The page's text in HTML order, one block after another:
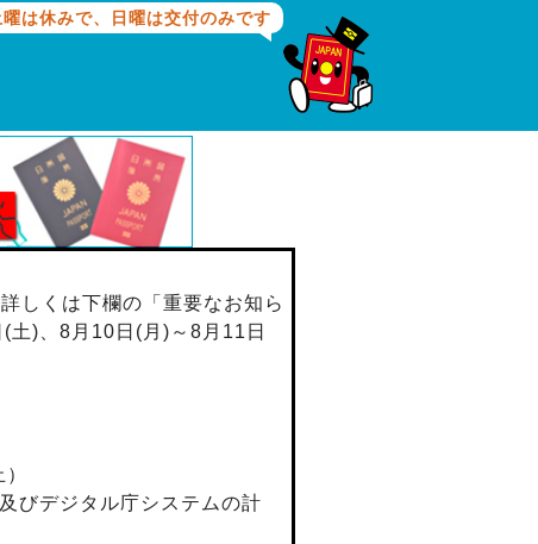
曜は休みで、日曜は交付のみです
しくは下欄の「重要なお知ら
土)、8月10日(月)～8月11日
デジタル庁システムの計